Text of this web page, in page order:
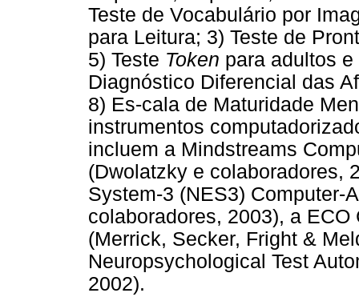
Teste de Vocabulário por
para Leitura; 3) Teste de
5) Teste Token para adultos
Diagnóstico Diferencial das
8) Es-cala de Maturidade
instrumentos
incluem a Mindstreams
(Dwolatzky e colaboradores,
System-3 (NES3) Computer-
colaboradores, 2003), a
(Merrick, Secker, Fright &
Neuropsychological Test
2002).